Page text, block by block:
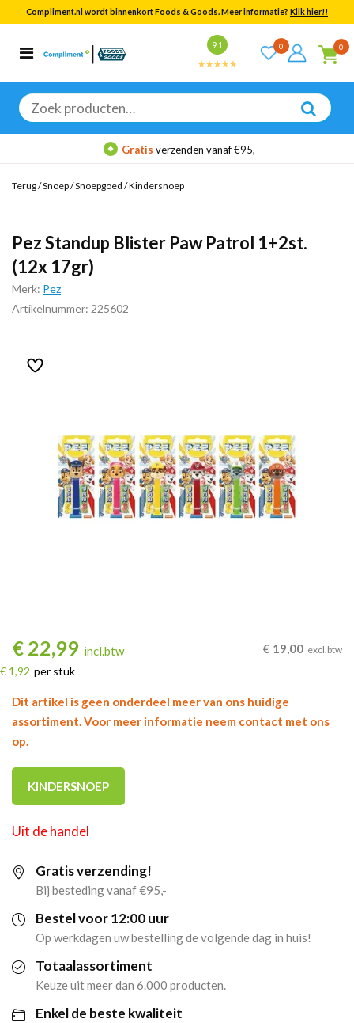
Compliment.nl wordt binnenkort Foods & Goods. Meer informatie? Klik hier!!
9.1 0 0
Zoeken
naar:
Categorieën
Bekijk alle resultaten
Gratis verzenden vanaf €95,-
Terug/Snoep/Snoepgoed /Kindersnoep
Pez Standup Blister Paw Patrol 1+2st.
(12x 17gr)
Merk: Pez
Artikelnummer: 225602
€ 22,99 incl.btw
€ 1,92 per stuk
€ 19,00 excl.btw
Dit artikel is geen onderdeel meer van ons huidige
assortiment. Voor meer informatie neem contact met ons
op.
KINDERSNOEP
Uit de handel
Gratis verzending!
Bij besteding vanaf €95,-
Bestel voor 12:00 uur
Op werkdagen uw bestelling de volgende dag in huis!
Totaalassortiment
Keuze uit meer dan 6.000 producten.
Enkel de beste kwaliteit